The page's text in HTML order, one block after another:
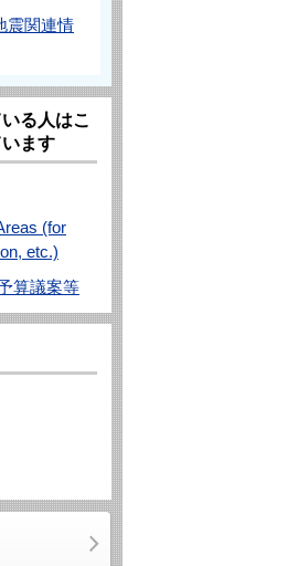
震関連情
る人はこ
ます
(for
etc.)
算議案等